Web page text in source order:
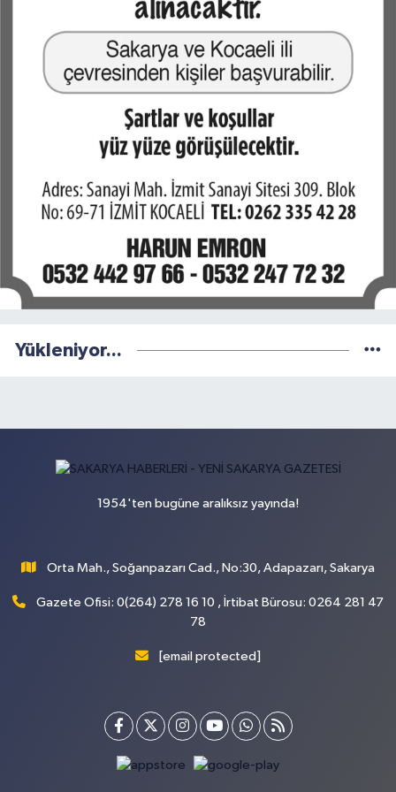
Yükleniyor...
1954'ten bugüne aralıksız yayında!
Orta Mah., Soğanpazarı Cad., No:30, Adapazarı, Sakarya
Gazete Ofisi: 0(264) 278 16 10 , İrtibat Bürosu: 0264 281 47
78
[email protected]